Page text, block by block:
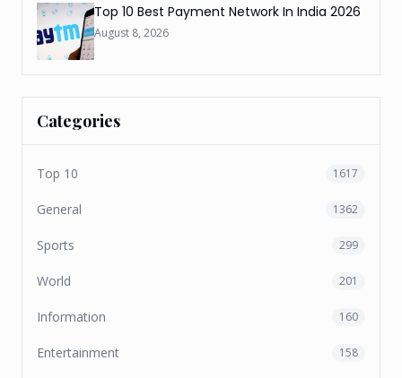
Top 10 Best Payment Network In India 2026
August 8, 2026
Categories
Top 10 1617
General 1362
Sports 299
World 201
Information 160
Entertainment 158